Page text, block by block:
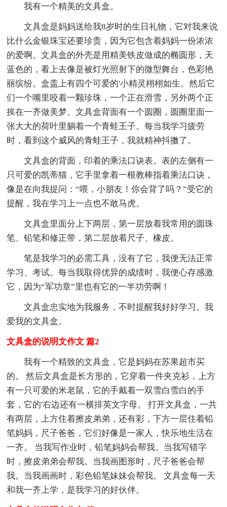
我有一个精美的文具盒。
文具盒是妈妈送给我8岁时的生日礼物，它对我来说
比什么金银珠宝还要珍贵，因为它包含着妈妈一份浓浓
的爱啊。文具盒的外壳是用精美铁皮做成的椭圆形，天
蓝色的，看上去像是被灯光照射下的微型舞台，色彩艳
丽缤纷。盒盖上有四个可爱的'小精灵栩栩如生。然后它
们一个嘴里咬着一颗珍珠，一个正在滑雪，另外两个正
挨在一齐做美梦。文具盒背面有一个圆圈，圆圈里面一
张大大的荷叶里躺着一个青蛙王子。每当我学习疲劳
时，看到这个威风的青蛙王子，我就精神抖擞了。
文具盒的背面，印着的乘法口诀表。表的左侧有一
只可爱的凯蒂猫，它手里拿着一根教棒指着乘法口诀，
像是在向我提问：“喂，小朋友！你会背了吗？”受它的
提醒，我在学习上一点也不敢马虎。
文具盒里面分上下两层，第一层放着我常用的圆珠
笔、铅笔和修正带，第二层放着尺子、橡皮。
笔是我学习的必需工具，没有了它，我便无法正常
学习、考试。每当我取得优异的成绩时，我便心存感激
它，因为“军功章”里也有它的一半功劳啊！
文具盒忠实地为我服务，不时提醒我好好学习。我
爱我的文具盒。
文具盒的说明文作文 篇2
我有一个精致的文具盒，它是妈妈在苏果超市买
的。 然后文具盒是长方形的，它穿着一件夹克衫，上方
有一只可爱的米老鼠，它的手戴着一双雪白雪白的手
套，它的'右边还有一横排英文字母。 打开文具盒，一共
有两层，上方住着擦皮弟弟，还有彩，下方一层住着铅
笔妈妈，尺子爸爸，它们好像是一家人，快乐地生活在
一齐。 当我写作业时，铅笔妈妈会帮我。当我写错字
时，擦皮弟弟会帮我。当我画图形时，尺子爸爸会帮
我。当我画画时，彩色铅笔妹妹会帮我。 文具盒每一天
和我一齐上学，是我学习的好伙伴。